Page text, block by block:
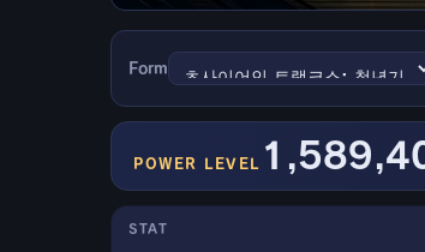
Form
POWER LEVEL
STAT